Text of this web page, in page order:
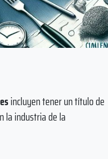
incluyen tener un título de
la industria de la